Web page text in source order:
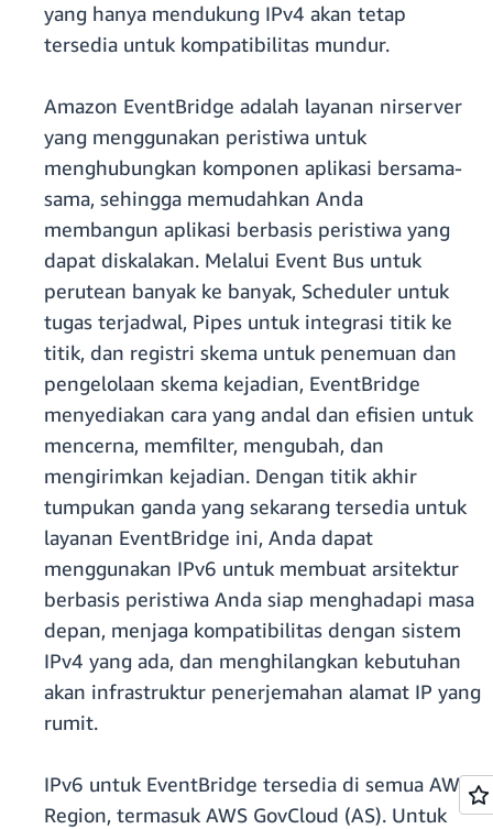
yang hanya mendukung IPv4 akan tetap
tersedia untuk kompatibilitas mundur.
Amazon EventBridge adalah layanan nirserver
yang menggunakan peristiwa untuk
menghubungkan komponen aplikasi bersama-
sama, sehingga memudahkan Anda
membangun aplikasi berbasis peristiwa yang
dapat diskalakan. Melalui Event Bus untuk
perutean banyak ke banyak, Scheduler untuk
tugas terjadwal, Pipes untuk integrasi titik ke
titik, dan registri skema untuk penemuan dan
pengelolaan skema kejadian, EventBridge
menyediakan cara yang andal dan efisien untuk
mencerna, memfilter, mengubah, dan
mengirimkan kejadian. Dengan titik akhir
tumpukan ganda yang sekarang tersedia untuk
layanan EventBridge ini, Anda dapat
menggunakan IPv6 untuk membuat arsitektur
berbasis peristiwa Anda siap menghadapi masa
depan, menjaga kompatibilitas dengan sistem
IPv4 yang ada, dan menghilangkan kebutuhan
akan infrastruktur penerjemahan alamat IP yang
rumit.
IPv6 untuk EventBridge tersedia di semua AWS
Region, termasuk AWS GovCloud (AS). Untuk